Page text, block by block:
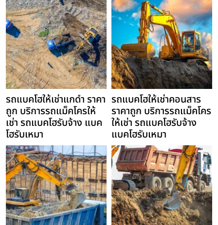
รถแบคโฮให้เช่าแกดำ ราคา
ถูก บริการรถแม็คโครให้
เช่า รถแบคโฮรับจ้าง แบค
โฮรับเหมา
รถแบคโฮให้เช่าคอนสาร
ราคาถูก บริการรถแม็คโคร
ให้เช่า รถแบคโฮรับจ้าง
แบคโฮรับเหมา